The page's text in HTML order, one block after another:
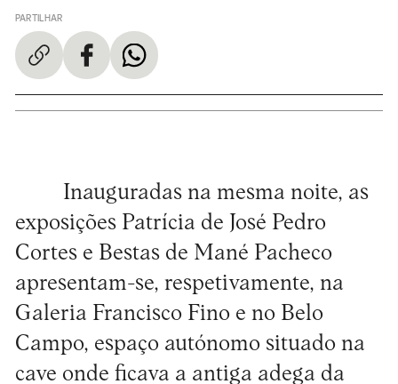
PARTILHAR
Inauguradas na mesma noite, as
exposições Patrícia de José Pedro
Cortes e Bestas de Mané Pacheco
apresentam-se, respetivamente, na
Galeria Francisco Fino e no Belo
Campo, espaço autónomo situado na
cave onde ficava a antiga adega da